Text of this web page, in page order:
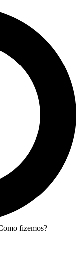
fizemos?